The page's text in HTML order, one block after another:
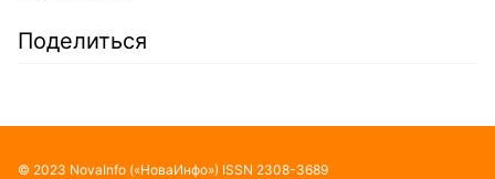
Поделиться
© 2023 NovaInfo («НоваИнфо») ISSN 2308-3689